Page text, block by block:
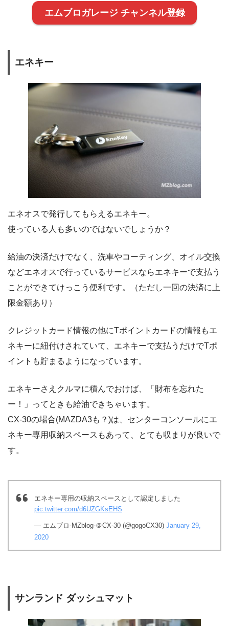
エムブロガレージ チャンネル登録
エネキー
エネオスで発行してもらえるエネキー。
使っている人も多いのではないでしょうか？
給油の決済だけでなく、洗車やコーティング、オイル交換
などエネオスで行っているサービスならエネキーで支払う
ことができてけっこう便利です。（ただし一回の決済に上
限金額あり）
クレジットカード情報の他にTポイントカードの情報もエ
ネキーに紐付けされていて、エネキーで支払うだけでTポ
イントも貯まるようになっています。
エネキーさえクルマに積んでおけば、「財布を忘れた
ー！」ってときも給油できちゃいます。
CX-30の場合(MAZDA3も？)は、センターコンソールにエ
ネキー専用収納スペースもあって、とても収まりが良いで
す。
エネキー専用の収納スペースとして認定しました
pic.twitter.com/d6UZGKsEHS
— エムブロ-MZblog-＠CX-30 (@gogoCX30) January 29,
2020
サンランド ダッシュマット